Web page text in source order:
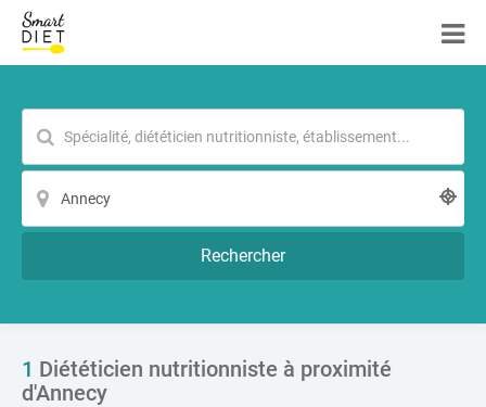
Rechercher
1 Diététicien nutritionniste à proximité
d'Annecy